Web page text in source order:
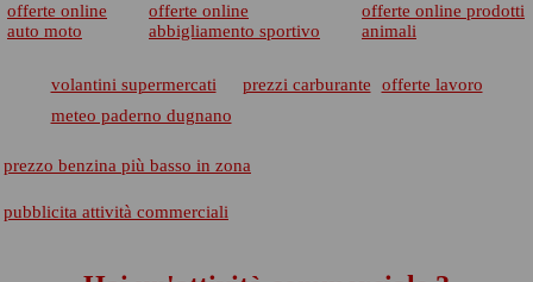
offerte online
auto moto
offerte online
abbigliamento sportivo
offerte online prodotti
animali
volantini supermercati prezzi carburante
offerte lavoro
meteo paderno dugnano
prezzo benzina più basso in zona
pubblicita attività commerciali